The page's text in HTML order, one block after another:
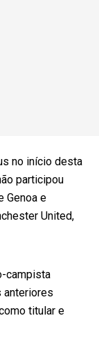
no início desta
participou
Genoa e
United,
campista
titular e